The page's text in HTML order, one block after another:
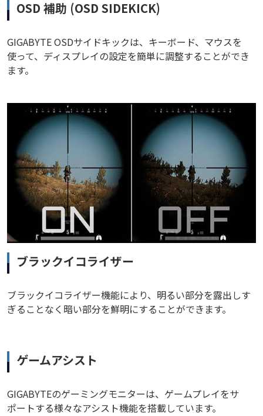
OSD 補助 (OSD SIDEKICK)
GIGABYTE OSDサイドキックは、キーボード、マウスを
使って、ディスプレイの設定を簡単に調整することができ
ます。
ブラックイコライザー
ブラックイコライザー機能により、明るい部分を露出しす
ぎることなく暗い部分を鮮明にすることができます。
ゲームアシスト
GIGABYTEのゲーミングモニターは、ゲームプレイをサ
ポートする様々なアシスト機能を搭載しています。